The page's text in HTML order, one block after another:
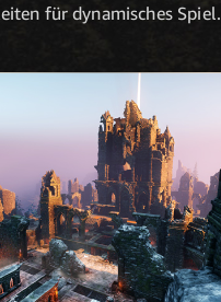
für dynamisches Spiel.